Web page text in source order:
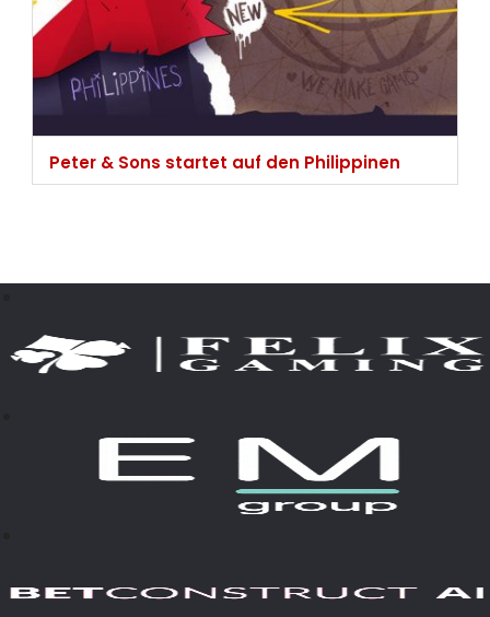
Peter & Sons startet auf den Philippinen